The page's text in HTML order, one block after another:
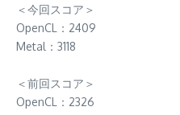
＜今回スコア＞
OpenCL：2409
Metal：3118
＜前回スコア＞
OpenCL：2326